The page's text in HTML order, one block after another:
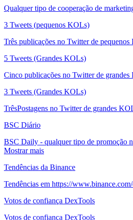
Qualquer tipo de cooperação de
3 Tweets (pequenos KOLs)
Três publicações no Twitter de
5 Tweets (Grandes KOLs)
Cinco publicações no Twitter de
3 Tweets (Grandes KOLs)
TrêsPostagens no Twitter de grandes
BSC Diário
BSC Daily - qualquer tipo de promoção
Mostrar mais
Tendências da Binance
Tendências em https://
Votos de confiança DexTools
Votos de confiança DexTools